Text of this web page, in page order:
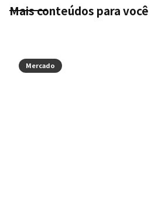
Mais conteúdos para você
Mercado